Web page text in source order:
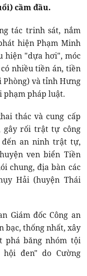
cầm đầu.
tác trinh sát, nắm
hiện Phạm Minh
hiện "dựa hơi", móc
nhiều tiền án, tiền
Phòng) và tỉnh Hưng
phạm pháp luật.
thác và cung cấp
gây rối trật tự công
đến an ninh trật tự,
ven biển Tiền
chung, địa bàn các
Hải (huyện Thái
Giám đốc Công an
bạc, thống nhất, xây
phá băng nhóm tội
đen" do Cường